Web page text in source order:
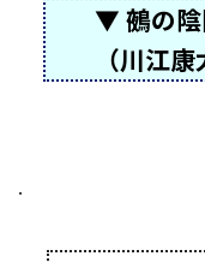
▼ 鵺の
（川江康
.